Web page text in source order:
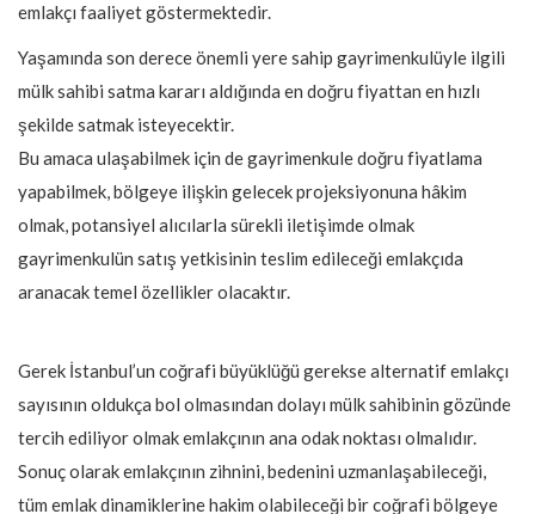
emlakçı faaliyet göstermektedir.
Yaşamında son derece önemli yere sahip gayrimenkulüyle ilgili
mülk sahibi satma kararı aldığında en doğru fiyattan en hızlı
şekilde satmak isteyecektir.
Bu amaca ulaşabilmek için de gayrimenkule doğru fiyatlama
yapabilmek, bölgeye ilişkin gelecek projeksiyonuna hâkim
olmak, potansiyel alıcılarla sürekli iletişimde olmak
gayrimenkulün satış yetkisinin teslim edileceği emlakçıda
aranacak temel özellikler olacaktır.
Gerek İstanbul’un coğrafi büyüklüğü gerekse alternatif emlakçı
sayısının oldukça bol olmasından dolayı mülk sahibinin gözünde
tercih ediliyor olmak emlakçının ana odak noktası olmalıdır.
Sonuç olarak emlakçının zihnini, bedenini uzmanlaşabileceği,
tüm emlak dinamiklerine hakim olabileceği bir coğrafi bölgeye